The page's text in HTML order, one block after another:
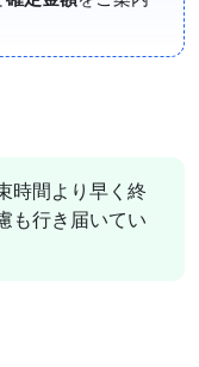
時間より早く終
も行き届いてい